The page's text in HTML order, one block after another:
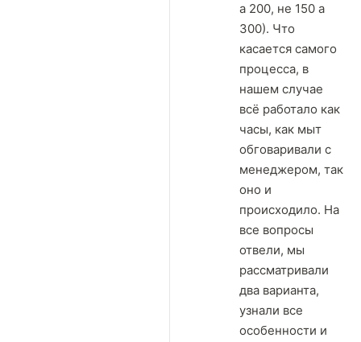
а 200, не 150 а
300). Что
касается самого
процесса, в
нашем случае
всё работало как
часы, как мыт
обговаривали с
менеджером, так
оно и
происходило. На
все вопросы
отвели, мы
рассматривали
два варианта,
узнали все
особенности и